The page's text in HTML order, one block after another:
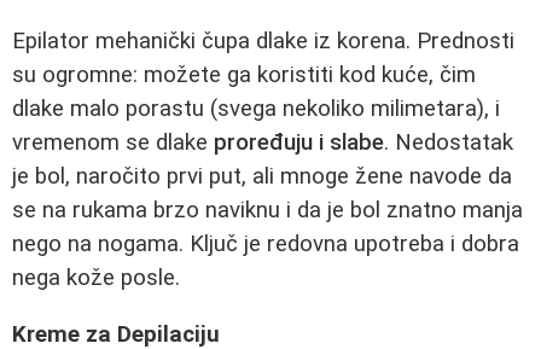
Epilator mehanički čupa dlake iz korena. Prednosti
su ogromne: možete ga koristiti kod kuće, čim
dlake malo porastu (svega nekoliko milimetara), i
vremenom se dlake proređuju i slabe. Nedostatak
je bol, naročito prvi put, ali mnoge žene navode da
se na rukama brzo naviknu i da je bol znatno manja
nego na nogama. Ključ je redovna upotreba i dobra
nega kože posle.
Kreme za Depilaciju